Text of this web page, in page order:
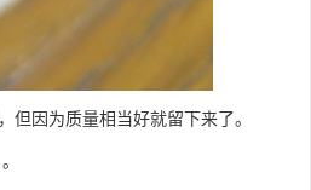
因为质量相当好就留下来了。